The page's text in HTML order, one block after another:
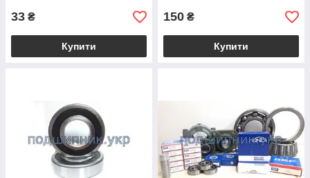
33 ₴
Купити
150 ₴
Купити